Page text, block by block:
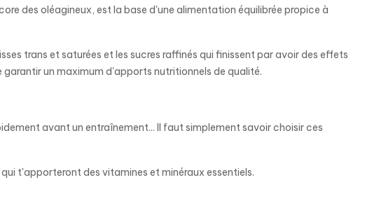
des oléagineux, est la base d'une alimentation équilibrée propice à
trans et saturées et les sucres raffinés qui finissent par avoir des effets
un maximum d'apports nutritionnels de qualité.
avant un entraînement... Il faut simplement savoir choisir ces
t'apporteront des vitamines et minéraux essentiels.